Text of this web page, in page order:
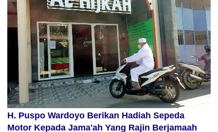
H. Puspo Wardoyo Berikan Hadiah Sepeda
Motor Kepada Jama'ah Yang Rajin Berjamaah